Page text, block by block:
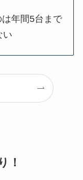
年間5台まで
い
！